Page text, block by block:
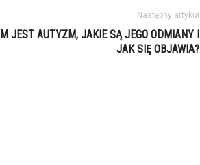
Następny artykuł
JEST AUTYZM, JAKIE SĄ JEGO ODMIANY I
JAK SIĘ OBJAWIA?